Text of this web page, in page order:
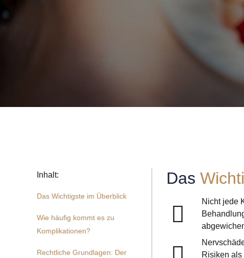
Inhalt:
Das Wichtigste im Überblick
Wie häufig kommt es zu
Komplikationen?
Rechtliche Grundlagen: Der
Das
Nicht jede
Risiken